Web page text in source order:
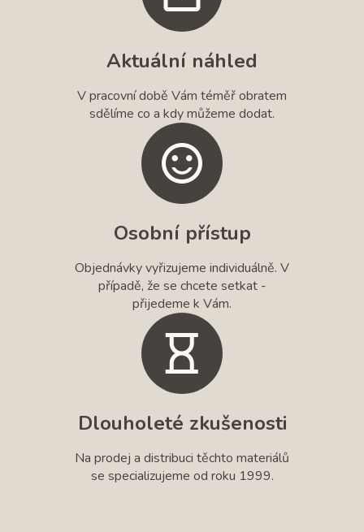
Aktuální náhled
V pracovní době Vám téměř obratem
sdělíme co a kdy můžeme dodat.
Osobní přístup
Objednávky vyřizujeme individuálně. V
případě, že se chcete setkat -
přijedeme k Vám.
Dlouholeté zkušenosti
Na prodej a distribuci těchto materiálů
se specializujeme od roku 1999.